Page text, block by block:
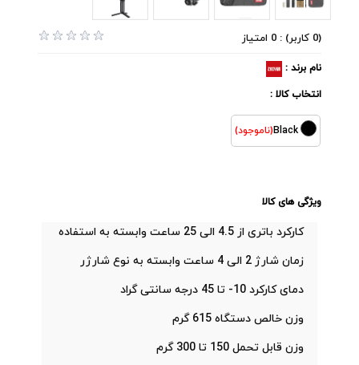
(0 کاربر) : 0 امتیاز
نام برند :
انتخاب کالا :
Black(ناموجود)
ویژگی های کالا
کارکرد باتری از 4.5 الی 25 ساعت وابسته به استفاده
زمان شارژ 2 الی 4 ساعت وابسته به نوع شارژر
دمای کارکرد 10- تا 45 درجه سانتی گراد
وزن خالص دستگاه 615 گرم
وزن قابل تحمل 150 تا 300 گرم